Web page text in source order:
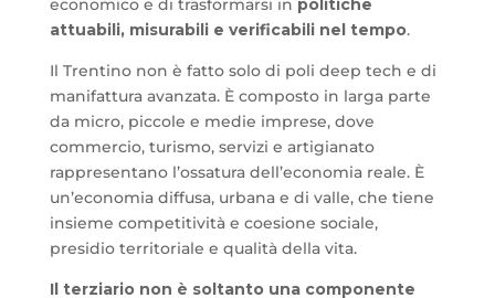
economico e di trasformarsi in politiche
attuabili, misurabili e verificabili nel tempo.
Il Trentino non è fatto solo di poli deep tech e di
manifattura avanzata. È composto in larga parte
da micro, piccole e medie imprese, dove
commercio, turismo, servizi e artigianato
rappresentano l’ossatura dell’economia reale. È
un’economia diffusa, urbana e di valle, che tiene
insieme competitività e coesione sociale,
presidio territoriale e qualità della vita.
Il terziario non è soltanto una componente